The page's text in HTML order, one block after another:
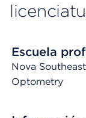
Escuela
Nova
Optometry